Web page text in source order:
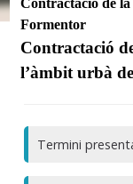
Contractació de
Formentor
Contractació
l’àmbit urbà
Termini